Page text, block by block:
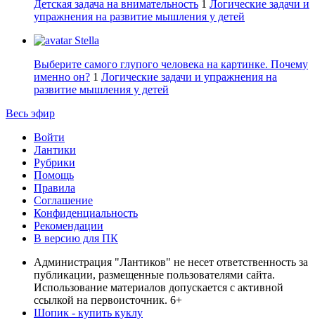
Детская задача на внимательность 1 Логические задачи и
упражнения на развитие мышления у детей
Stella
Выберите самого глупого человека на картинке. Почему
именно он? 1 Логические задачи и упражнения на
развитие мышления у детей
Весь эфир
Войти
Лантики
Рубрики
Помощь
Правила
Соглашение
Конфиденциальность
Рекомендации
В версию для ПК
Администрация "Лантиков" не несет ответственность за
публикации, размещенные пользователями сайта.
Использование материалов допускается с активной
ссылкой на первоисточник. 6+
Шопик - купить куклу